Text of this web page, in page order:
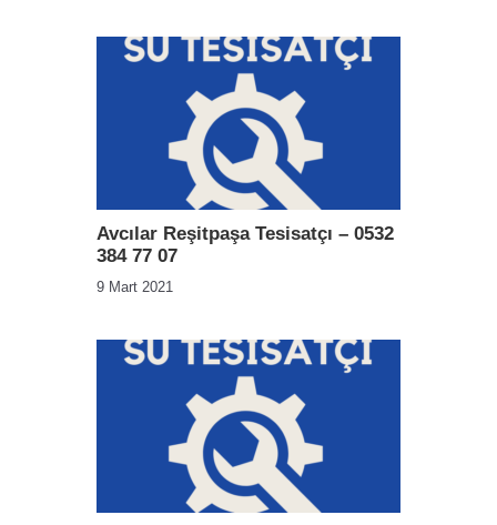
Avcılar Reşitpaşa Tesisatçı – 0532
384 77 07
9 Mart 2021